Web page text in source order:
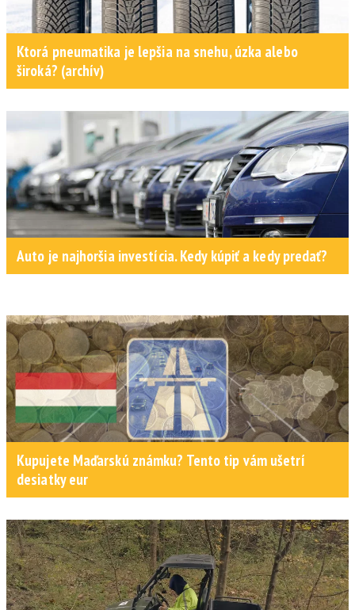
Ktorá pneumatika je lepšia na snehu, úzka alebo
široká? (archív)
Auto je najhoršia investícia. Kedy kúpiť a kedy predať?
Kupujete Maďarskú známku? Tento tip vám ušetrí
desiatky eur